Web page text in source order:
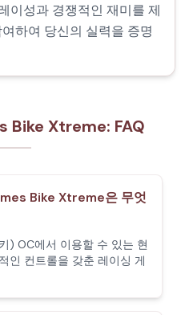
이성과 경쟁적인 재미를 제
하여 당신의 실력을 증명
Bike Xtreme: FAQ
Bike Xtreme은 무엇
) OC에서 이용할 수 있는 현
인 컨트롤을 갖춘 레이싱 게